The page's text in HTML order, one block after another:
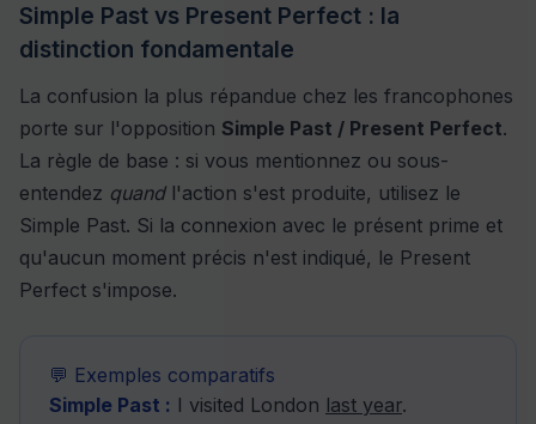
Simple Past vs Present Perfect : la
distinction fondamentale
La confusion la plus répandue chez les francophones
porte sur l'opposition Simple Past / Present Perfect.
La règle de base : si vous mentionnez ou sous-
entendez quandl'action s'est produite, utilisez le
Simple Past. Si la connexion avec le présent prime et
qu'aucun moment précis n'est indiqué, le Present
Perfect s'impose.
💬 Exemples comparatifs
Simple Past : I visited London last year.